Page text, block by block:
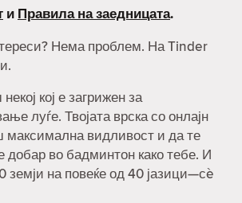
и Правила на заедницата.
Нема проблем. На Tinder
кој е загрижен за
луѓе. Твојата врска со онлајн
видливост и да те
добар во бадминтон како тебе. И
земји на повеќе од 40 јазици—сè